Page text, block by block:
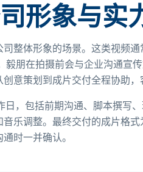
形象与实
整体形象的场景。这类视频
朋在拍摄前会与企业沟通宣
意策划到成片交付全程协助，
，包括前期沟通、脚本撰写
乐调整。最终交付的成片格
时一并确认。